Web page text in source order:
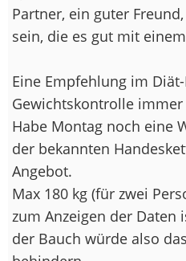
Partner, ein guter
sein, die es gut mit
Eine Empfehlung im
Gewichtskontrolle immer
Habe Montag noch eine
der bekannten
Angebot.
Max 180 kg (für zwei
zum Anzeigen der Daten
der Bauch würde also